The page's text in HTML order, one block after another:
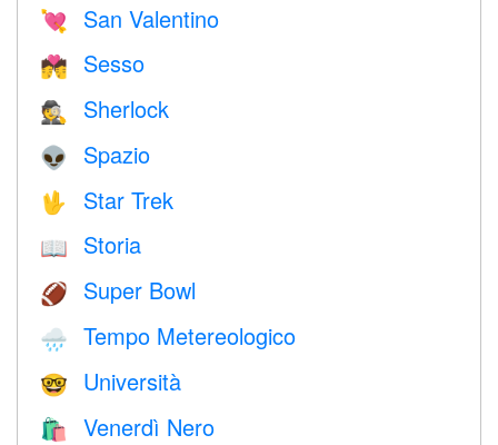
💘 San Valentino
💏 Sesso
🕵️ Sherlock
👽 Spazio
🖖 Star Trek
📖 Storia
🏈 Super Bowl
🌧 Tempo Metereologico
🤓 Università
🛍 Venerdì Nero